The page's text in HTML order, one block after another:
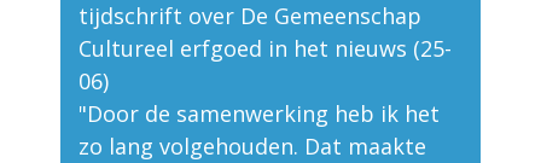
tijdschrift over De Gemeenschap
Cultureel erfgoed in het nieuws (25-
06)
"Door de samenwerking heb ik het
zo lang volgehouden. Dat maakte